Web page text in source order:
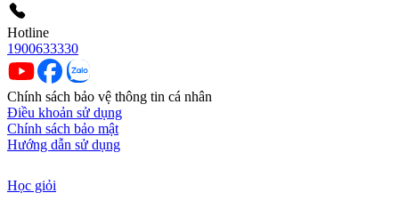
Hotline
1900633330
Chính sách bảo vệ thông tin cá nhân
Điều khoản sử dụng
Chính sách bảo mật
Hướng dẫn sử dụng
Học giỏi